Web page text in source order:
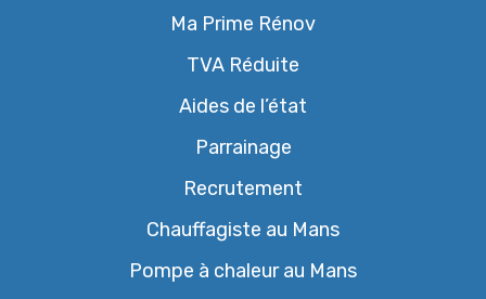
Ma Prime Rénov
TVA Réduite
Aides de l’état
Parrainage
Recrutement
Chauffagiste au Mans
Pompe à chaleur au Mans